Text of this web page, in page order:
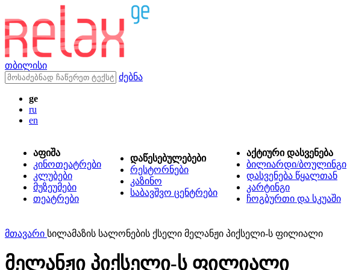
თბილისი
ძებნა
ge
ru
en
აფიშა
კინოთეატრები
კლუბები
მუზეუმები
თეატრები
დაწესებულებები
რესტორნები
კაზინო
საბავშვო ცენტრები
აქტიური დასვენება
ბილიარდი/ბოულინგი
დასვენება წყალთან
კარტინგი
ჩოგბურთი და სკუაში
მთავარი სილამაზის სალონების ქსელი მელანჟი პიქსელი-ს ფილიალი
მელანჟი პიქსელი-ს ფილიალი